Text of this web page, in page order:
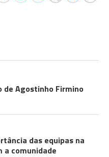
Agostinho Firmino
das equipas na
a comunidade